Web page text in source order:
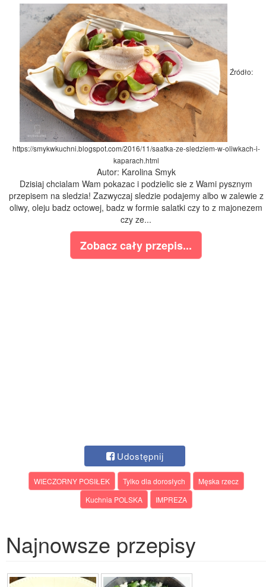
Źródło:
https://smykwkuchni.blogspot.com/2016/11/saatka-ze-sledziem-w-oliwkach-i-
kaparach.html
Autor: Karolina Smyk
Dzisiaj chcialam Wam pokazac i podzielic sie z Wami pysznym
przepisem na sledzia! Zazwyczaj sledzie podajemy albo w zalewie z
oliwy, oleju badz octowej, badz w formie salatki czy to z majonezem
czy ze...
Zobacz cały przepis...
Udostępnij
WIECZORNY POSIŁEK Tylko dla dorosłych
Męska rzecz
Kuchnia POLSKA
IMPREZA
Najnowsze przepisy